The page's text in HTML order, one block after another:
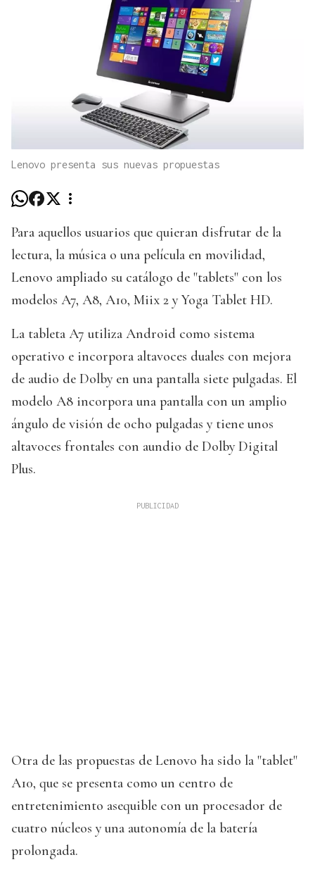
Lenovo presenta sus nuevas propuestas
Para aquellos usuarios que quieran disfrutar de la
lectura, la música o una película en movilidad,
Lenovo ampliado su catálogo de "tablets" con los
modelos A7, A8, A10, Miix 2 y Yoga Tablet HD.
La tableta A7 utiliza Android como sistema
operativo e incorpora altavoces duales con mejora
de audio de Dolby en una pantalla siete pulgadas. El
modelo A8 incorpora una pantalla con un amplio
ángulo de visión de ocho pulgadas y tiene unos
altavoces frontales con aundio de Dolby Digital
Plus.
Otra de las propuestas de Lenovo ha sido la "tablet"
A10, que se presenta como un centro de
entretenimiento asequible con un procesador de
cuatro núcleos y una autonomía de la batería
prolongada.